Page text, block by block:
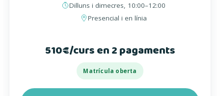
Dilluns i dimecres, 10:00–12:00
Presencial i en línia
510€/curs en 2 pagaments
Matrícula oberta